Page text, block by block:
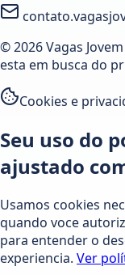
© 2026 Vagas
esta em busca do
Cookies e
Seu uso do
ajustado
Usamos cookies
quando voce
para entender o
experiencia. Ver